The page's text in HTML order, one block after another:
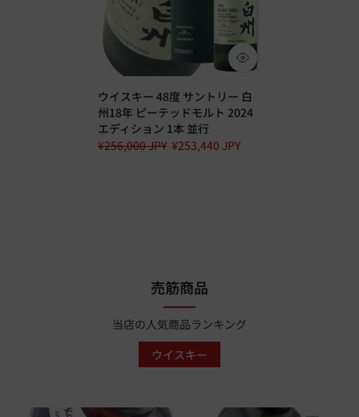
ウイスキー 48度 サントリー 白
州18年 ピーテッドモルト 2024
エディション 1本 並行
¥256,000 JPY ¥253,440 JPY
売筋商品
当店の人気商品ランキング
ウイスキー